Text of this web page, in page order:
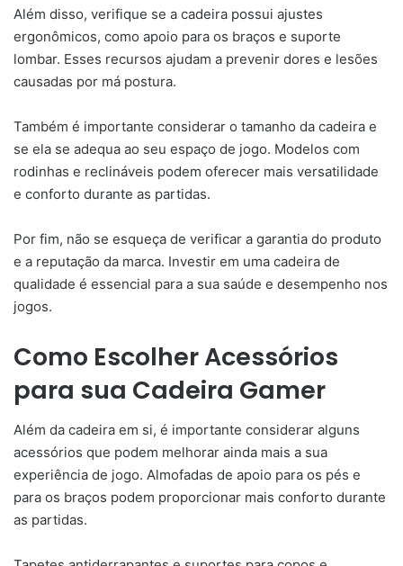
Além disso, verifique se a cadeira possui ajustes
ergonômicos, como apoio para os braços e suporte
lombar. Esses recursos ajudam a prevenir dores e lesões
causadas por má postura.
Também é importante considerar o tamanho da cadeira e
se ela se adequa ao seu espaço de jogo. Modelos com
rodinhas e reclináveis podem oferecer mais versatilidade
e conforto durante as partidas.
Por fim, não se esqueça de verificar a garantia do produto
e a reputação da marca. Investir em uma cadeira de
qualidade é essencial para a sua saúde e desempenho nos
jogos.
Como Escolher Acessórios
para sua Cadeira Gamer
Além da cadeira em si, é importante considerar alguns
acessórios que podem melhorar ainda mais a sua
experiência de jogo. Almofadas de apoio para os pés e
para os braços podem proporcionar mais conforto durante
as partidas.